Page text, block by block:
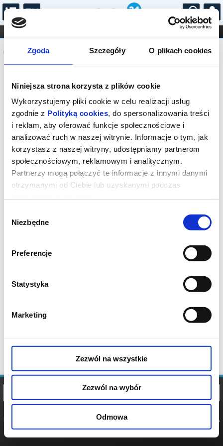
Zgoda Szczegóły O plikach cookies
Niniejsza strona korzysta z plików cookie
Wykorzystujemy pliki cookie w celu realizacji usług
zgodnie z Polityką cookies, do spersonalizowania treści
i reklam, aby oferować funkcje społecznościowe i
analizować ruch w naszej witrynie. Informacje o tym, jak
korzystasz z naszej witryny, udostępniamy partnerom
społecznościowym, reklamowym i analitycznym.
Partnerzy mogą połączyć te informacje z innymi danymi
otrzymanymi od Ciebie lub uzyskanymi podczas
zgody
Niezbędne
Preferencje
Statystyka
Marketing
Zezwól na wszystkie
Zezwól na wybór
Odmowa
...
FILHARMONIA OPERA I BALET
STAND-UP
DLA DZIECI
Komunikat
Sprzedaż biletów na niniejsze
wydarzenie została zakończona. Zapytaj
w Kasie instytucji o dostępność biletów
na wydarzenie.
POLITYKA
POLITYKA